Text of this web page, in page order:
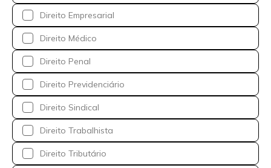
Direito Empresarial
Direito Médico
Direito Penal
Direito Previdenciário
Direito Sindical
Direito Trabalhista
Direito Tributário